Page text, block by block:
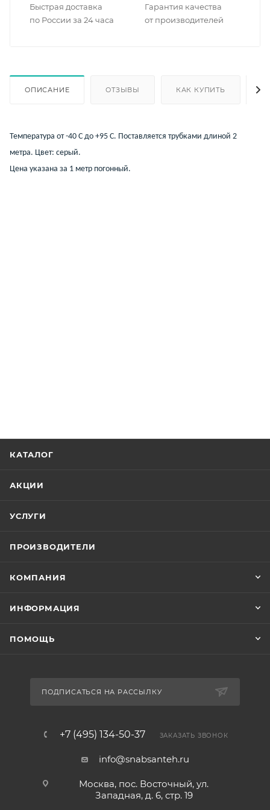
Быстрая доставка
по России за 24 часа
Гарантия качества
от производителей
ОПИСАНИЕ ОТЗЫВЫ КАК КУПИТЬ
Температура от -40 С до +95 С. Поставляется трубками длиной 2
метра. Цвет: серый.
Цена указана за 1 метр погонный.
КАТАЛОГ
АКЦИИ
УСЛУГИ
ПРОИЗВОДИТЕЛИ
КОМПАНИЯ
ИНФОРМАЦИЯ
ПОМОЩЬ
ПОДПИСАТЬСЯ НА РАССЫЛКУ
+7 (495) 134-50-37 ЗАКАЗАТЬ ЗВОНОК
info@snabsanteh.ru
Москва, пос. Восточный, ул.
Западная, д. 6, стр. 19